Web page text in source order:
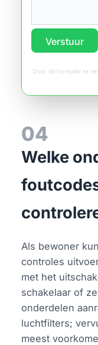
Verstuur
Door dit formulier te
04
Welke
Als bewoner
controles
met het
schakelaar of
onderdelen
luchtfilters;
meest